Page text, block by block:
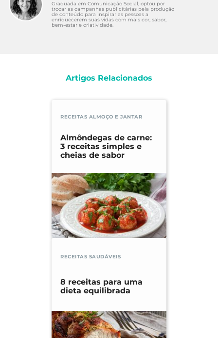
Graduada em Comunicação Social, optou por
trocar as campanhas publicitárias pela produção
de conteúdo para inspirar as pessoas a
enriquecerem suas vidas com mais cor, sabor,
bem-estar e criatividade.
Artigos Relacionados
RECEITAS ALMOÇO E JANTAR
Almôndegas de carne:
3 receitas simples e
cheias de sabor
RECEITAS SAUDÁVEIS
8 receitas para uma
dieta equilibrada